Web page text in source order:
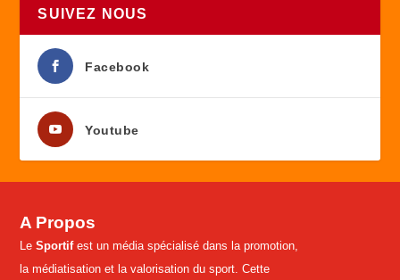
SUIVEZ NOUS
Facebook
Youtube
A Propos
LeSportifest un média spécialisé dans la promotion,
la médiatisation et la valorisation du sport. Cette